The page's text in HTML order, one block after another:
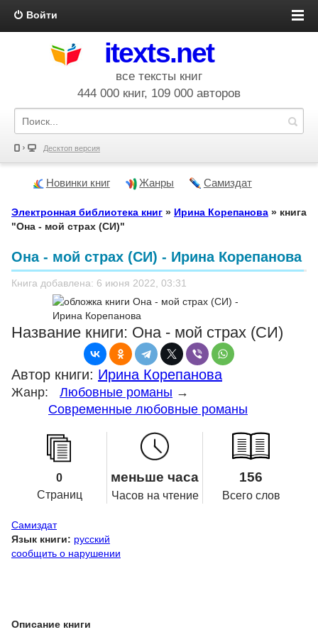
Войти
itexts.net
все тексты книг
444 000 книг, 109 000 авторов
Десктоп версия
Новинки книг Жанры Самиздат
Электронная библиотека книг » Ирина Корепанова » книга
"Она - мой страх (СИ)"
Она - мой страх (СИ) - Ирина Корепанова
Книга добавлена: 6 июня 2022, 03:31
Название книги: Она - мой страх (СИ)
Автор книги: Ирина Корепанова
Жанр: Любовные романы →
Современные любовные романы
0
Страниц
меньше часа
Часов на чтение
156
Всего слов
Самиздат
Язык книги: русский
сообщить о нарушении
Описание книги